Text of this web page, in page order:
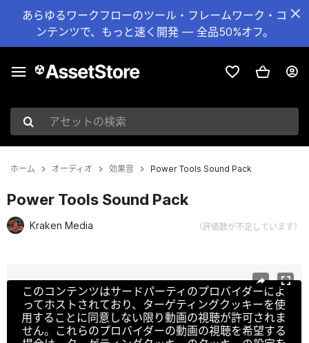
あらゆるワークフローのツール・フレームワーク・コ
ンテンツで、もっと速く開発 — 全品50%オフ。
アセットの検索
ホーム オーディオ 効果音 Power Tools Sound Pack
Power Tools Sound Pack
Kraken Media （評価数が不足しています）
このコンテンツはサードパーティのプロバイダーによ
ってホストされており、ターゲティングクッキーを使
用することに同意しない限り動画の視聴が許可されま
せん。これらのプロバイダーの動画の視聴を希望する